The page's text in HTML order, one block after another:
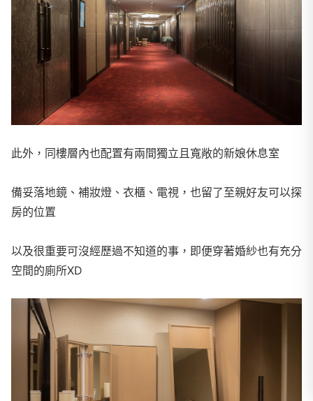
此外，同樓層內也配置有兩間獨立且寬敞的新娘休息室
備妥落地鏡、補妝燈、衣櫃、電視，也留了至親好友可以探
房的位置
以及很重要可沒經歷過不知道的事，即便穿著婚紗也有充分
空間的廁所XD